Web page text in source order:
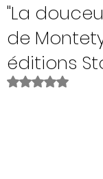
"La
de
éditions
Noté NaN